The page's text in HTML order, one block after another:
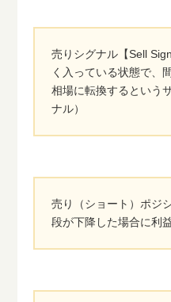
売りシグナル【Sell
く入っている状態で、
相場に転換するという
ナル）
売り（ショート）ポジ
段が下降した場合に利